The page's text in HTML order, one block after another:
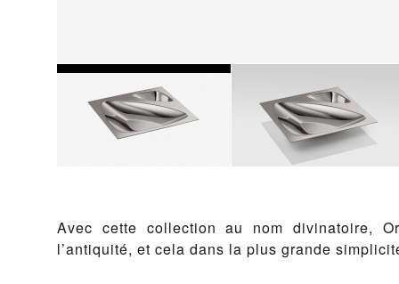
Avec cette collection au nom divinatoire,
l’antiquité, et cela dans la plus grande